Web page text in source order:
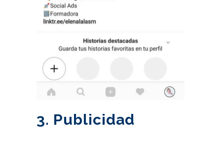
3. Publicidad